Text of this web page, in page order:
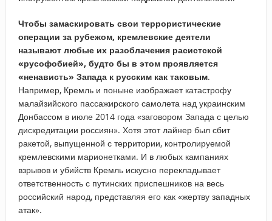
Чтобы замаскировать свои террористические
операции за рубежом, кремлевские деятели
называют любые их разоблачения расистской
«русофобией», будто бы в этом проявляется
«ненависть» Запада к русским как таковым.
Например, Кремль и поныне изображает катастрофу
малайзийского пассажирского самолета над украинским
Донбассом в июле 2014 года «заговором Запада с целью
дискредитации россиян». Хотя этот лайнер был сбит
ракетой, выпущенной с территории, контролируемой
кремлевскими марионетками. И в любых кампаниях
взрывов и убийств Кремль искусно перекладывает
ответственность с путинских приспешников на весь
российский народ, представляя его как «жертву западных
атак».